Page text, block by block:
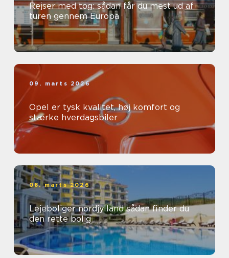
Rejser med tog: sådan får du mest ud af
turen gennem Europa
09. marts 2026
Opel er tysk kvalitet, høj komfort og
stærke hverdagsbiler
08. marts 2026
Lejeboliger nordjylland sådan finder du
den rette bolig